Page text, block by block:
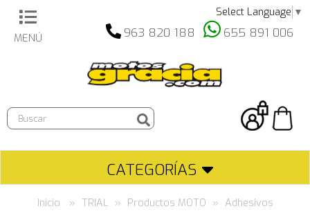
Select Language ▼
963 820 188 655 891 006
MENÚ
de
producto
CATEGORÍAS
Inicio TRIAL Productos MOTO Adhesivos